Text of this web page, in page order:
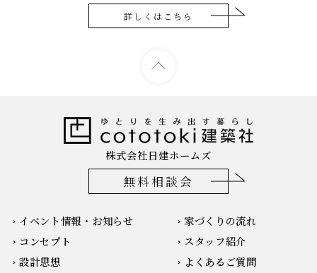
詳しくはこちら
株式会社日建ホームズ
無料相談会
イベント情報・お知らせ
コンセプト
設計思想
家づくりの流れ
スタッフ紹介
よくあるご質問